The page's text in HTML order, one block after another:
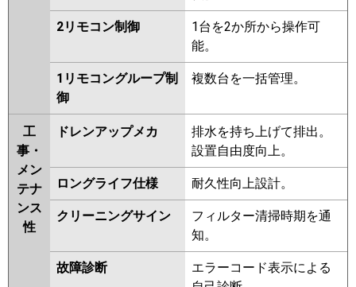
rakuri-na
PA-P112U7KNBX
P112U7HNBX PA-P112U7KB PA-
P112U7KNB PA-P112U7HB
P112U7KN PA-P112U7H PA-
P112U7HN PA-P112U6KB PA-
P112U6KNB PA-P112U6CB
P112U6CNB
PA-P112U6HB
P112U6HNB PA-P112U6K
P112U6KN PA-P112U6H PA-
P112U6HN
2リモコン制御
1台を2か所から操作可
能。
1リモコングループ制
御
複数台を一括管理。
工
事・
メン
テナ
ンス
性
ドレンアップメカ
排水を持ち上げて排出。
設置自由度向上。
ロングライフ仕様 耐久性向上設計。
クリーニングサイン
フィルター清掃時期を通
知。
故障診断
エラーコード表示による